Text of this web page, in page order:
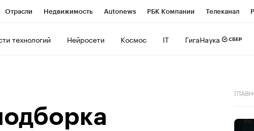
Отрасли Недвижимость Autonews РБК Компании Телеканал
технологий Нейросети Космос IT ГигаНаука